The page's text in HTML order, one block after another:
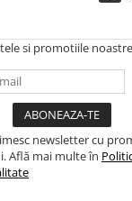
si promotiile noastre
newsletter cu
Află mai multe în